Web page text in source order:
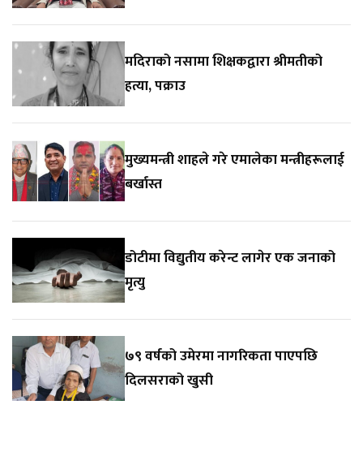
मदिराको नसामा शिक्षकद्वारा श्रीमतीको
हत्या, पक्राउ
मुख्यमन्त्री शाहले गरे एमालेका मन्त्रीहरूलाई
बर्खास्त
डोटीमा विद्युतीय करेन्ट लागेर एक जनाको
मृत्यु
७९ वर्षको उमेरमा नागरिकता पाएपछि
दिलसराको खुसी